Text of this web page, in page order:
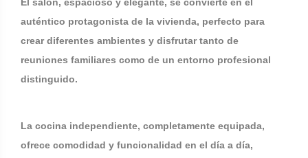
auténtico protagonista de la vivienda, perfecto para
crear diferentes ambientes y disfrutar tanto de
reuniones familiares como de un entorno profesional
distinguido.
La cocina independiente, completamente equipada,
ofrece comodidad y funcionalidad en el día a día,